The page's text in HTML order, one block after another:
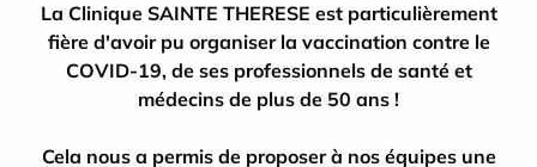
La Clinique SAINTE THERESE est particulièrement
fière d'avoir pu organiser la vaccination contre le
COVID-19, de ses professionnels de santé et
médecins de plus de 50 ans !
Cela nous a permis de proposer à nos équipes une